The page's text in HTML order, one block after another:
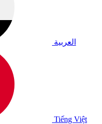
العربية
Tiếng Việt